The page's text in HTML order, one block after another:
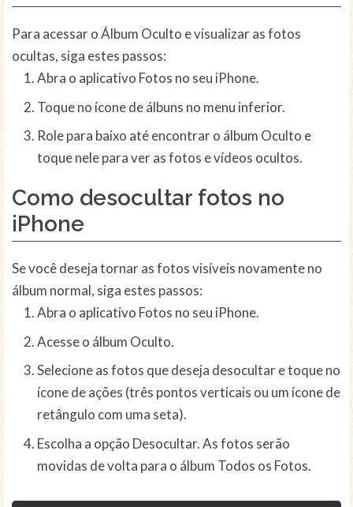
Para acessar o Álbum Oculto e visualizar as fotos
ocultas, siga estes passos:
Abra o aplicativo Fotos no seu iPhone.
Toque no ícone de álbuns no menu inferior.
Role para baixo até encontrar o álbum Oculto e
toque nele para ver as fotos e vídeos ocultos.
Como desocultar fotos no
iPhone
Se você deseja tornar as fotos visíveis novamente no
álbum normal, siga estes passos:
Abra o aplicativo Fotos no seu iPhone.
Acesse o álbum Oculto.
Selecione as fotos que deseja desocultar e toque no
ícone de ações (três pontos verticais ou um ícone de
retângulo com uma seta).
Escolha a opção Desocultar. As fotos serão
movidas de volta para o álbum Todos os Fotos.